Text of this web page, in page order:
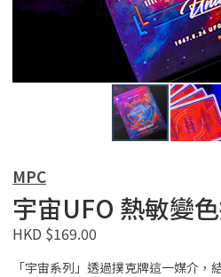
MPC
宇宙UFO 熱敏變
HKD $169.00
「宇宙系列」透過撲克牌這一媒介